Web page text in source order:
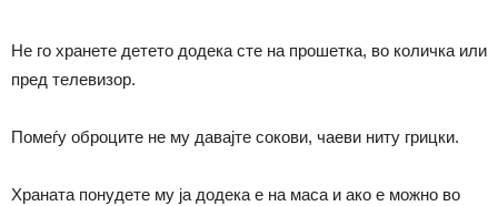
Не го хранете детето додека сте на прошетка, во количка или
пред телевизор.
Помеѓу оброците не му давајте сокови, чаеви ниту грицки.
Храната понудете му ја додека е на маса и ако е можно во